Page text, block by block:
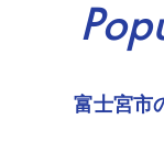
富士宮市